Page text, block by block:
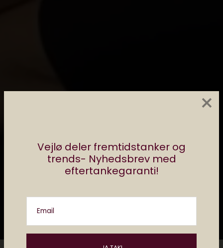
Vejlø deler fremtidstanker og
trends- Nyhedsbrev med
eftertankegaranti!
Email
×